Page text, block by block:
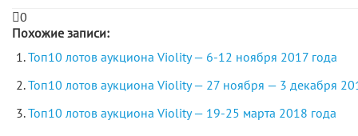
0
Похожие записи:
Топ10 лотов аукциона Violity — 6-12 ноября 2017 года
Топ10 лотов аукциона Violity — 27 ноября — 3 декабря
Топ10 лотов аукциона Violity — 19-25 марта 2018 года